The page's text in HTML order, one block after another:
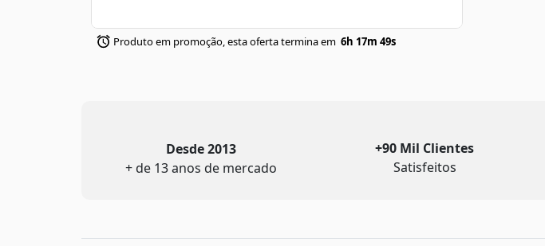
Produto em promoção, esta oferta termina em 6h 17m 48s
Desde 2013
+ de 13 anos de mercado
+90 Mil Clientes
Satisfeitos